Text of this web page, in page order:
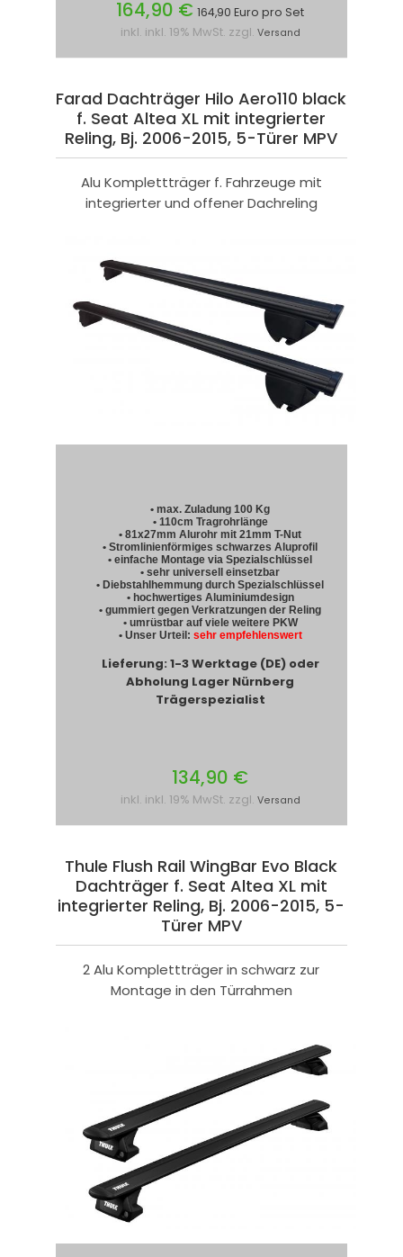
164,90 € 164,90 Euro pro Set
inkl. inkl. 19% MwSt. zzgl. Versand
Farad Dachträger Hilo Aero110 black
f. Seat Altea XL mit integrierter
Reling, Bj. 2006-2015, 5-Türer MPV
Alu Komplettträger f. Fahrzeuge mit
integrierter und offener Dachreling
• max. Zuladung 100 Kg
• 110cm Tragrohrlänge
• 81x27mm Alurohr mit 21mm T-Nut
• Stromlinienförmiges schwarzes Aluprofil
• einfache Montage via Spezialschlüssel
• sehr universell einsetzbar
• Diebstahlhemmung durch Spezialschlüssel
• hochwertiges Aluminiumdesign
• gummiert gegen Verkratzungen der Reling
• umrüstbar auf viele weitere PKW
• Unser Urteil: sehr empfehlenswert
Lieferung: 1-3 Werktage (DE) oder
Abholung Lager Nürnberg
Trägerspezialist
134,90 €
inkl. inkl. 19% MwSt. zzgl. Versand
Thule Flush Rail WingBar Evo Black
Dachträger f. Seat Altea XL mit
integrierter Reling, Bj. 2006-2015, 5-
Türer MPV
2 Alu Komplettträger in schwarz zur
Montage in den Türrahmen